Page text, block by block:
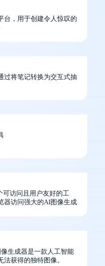
台，用于创建令人惊叹的
过将笔记转换为交互式抽
可访问且用户友好的工
器访问强大的AI图像生成
生成器是一款人工智能
获得的独特图像。